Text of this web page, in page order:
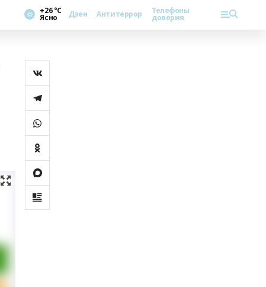
+26 °С
Ясно Дзен Антитеррор Телефоны
доверия